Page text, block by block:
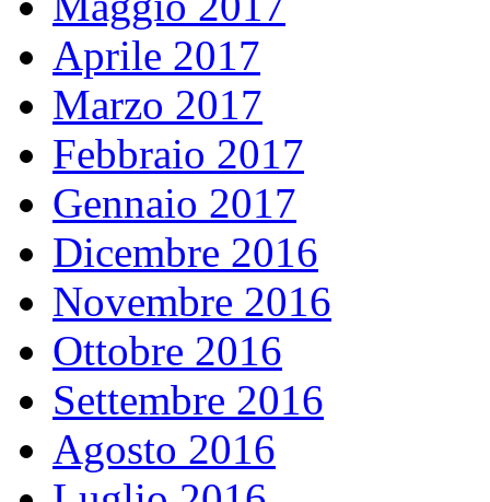
Aprile 2017
Marzo 2017
Febbraio 2017
Gennaio 2017
Dicembre 2016
Novembre 2016
Ottobre 2016
Settembre 2016
Agosto 2016